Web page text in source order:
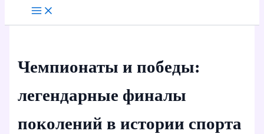
Чемпионаты и победы:
легендарные финалы
поколений в истории спорта